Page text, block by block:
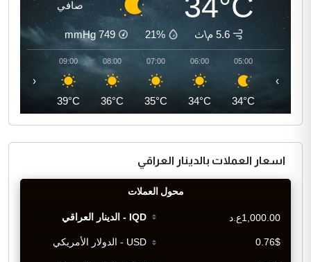
صافي
5.6 م\ث 21%
749
mmHg
05:00
34°C
06:00
34°C
07:00
35°C
08:00
36°C
09:00
39°C
‹ ›
اسعار العملات بالدينار العراقي